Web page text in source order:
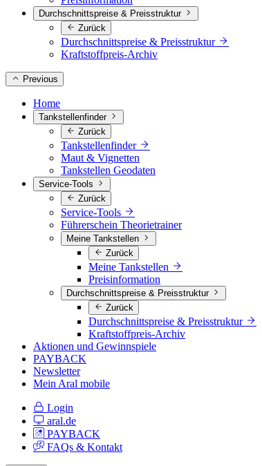
Durchschnittspreise & Preisstruktur
Zurück
Durchschnittspreise & Preisstruktur
Kraftstoffpreis-Archiv
Previous
Home
Tankstellenfinder
Zurück
Tankstellenfinder
Maut & Vignetten
Tankstellen Geodaten
Service-Tools
Zurück
Service-Tools
Führerschein Theorietrainer
Meine Tankstellen
Zurück
Meine Tankstellen
Preisinformation
Durchschnittspreise & Preisstruktur
Zurück
Durchschnittspreise & Preisstruktur
Kraftstoffpreis-Archiv
Aktionen und Gewinnspiele
PAYBACK
Newsletter
Mein Aral mobile
Login
aral.de
PAYBACK
FAQs & Kontakt